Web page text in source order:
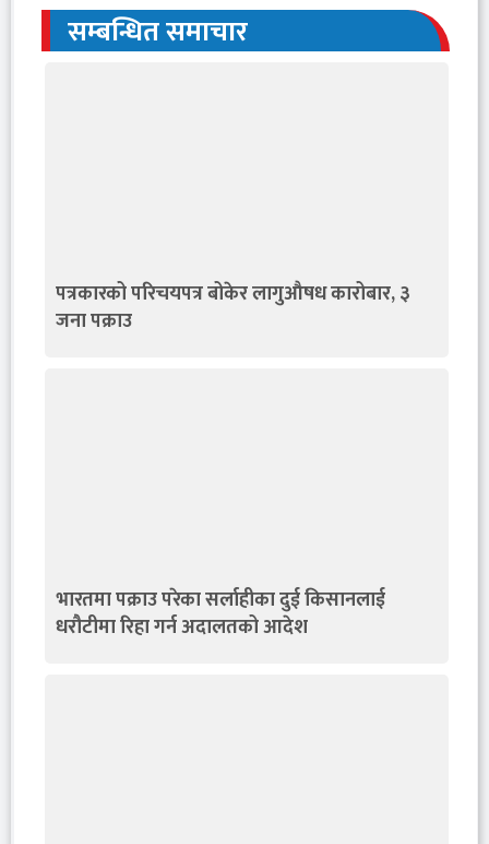
सम्बन्धित समाचार
पत्रकारको परिचयपत्र बोकेर लागुऔषध कारोबार, ३
जना पक्राउ
भारतमा पक्राउ परेका सर्लाहीका दुई किसानलाई
धरौटीमा रिहा गर्न अदालतको आदेश